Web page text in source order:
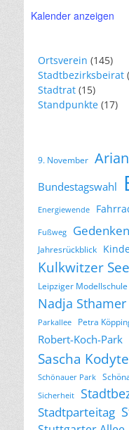
Kalender anzeigen
Ortsverein (145)
Stadtbezirksbeirat
Stadtrat (15)
Standpunkte (17)
9. November
Bundestagswahl
Energiewende
Fußweg Gedenken
Jahresrückblick
Kulkwitzer See
Leipziger Modellschule
Nadja Sthamer
Parkallee Petra
Robert-Koch-Park
Sascha
Schönauer Park
Sicherheit
Stadtparteitag